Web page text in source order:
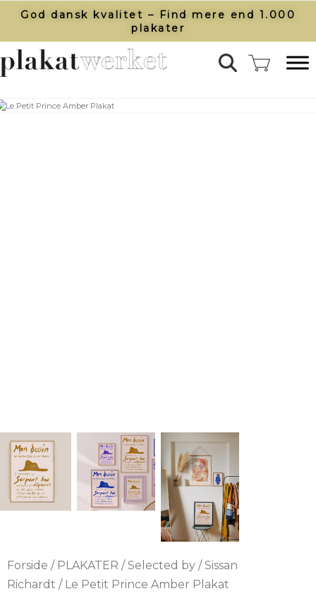
God dansk kvalitet – Find mere end 1.000
plakater​
Forside / PLAKATER / Selected by / Sissan
Richardt / Le Petit Prince Amber Plakat